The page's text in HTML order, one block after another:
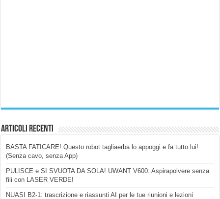
Articoli Recenti
BASTA FATICARE! Questo robot tagliaerba lo appoggi e fa tutto lui!
(Senza cavo, senza App)
PULISCE e SI SVUOTA DA SOLA! UWANT V600: Aspirapolvere senza
fili con LASER VERDE!
NUASI B2-1: trascrizione e riassunti AI per le tue riunioni e lezioni